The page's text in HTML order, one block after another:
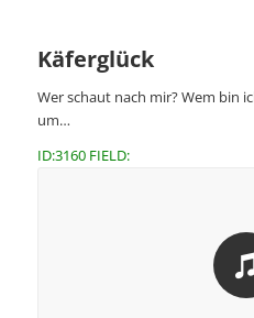
Käferglück
Wer schaut nach mir? Wem bin
um…
ID:3160 FIELD: